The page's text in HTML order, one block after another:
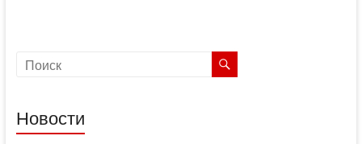
Новости